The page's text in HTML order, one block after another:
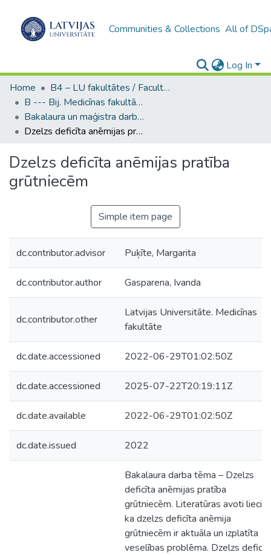
Communities & Collections All of
Log In
Home
B4 – LU fakultātes / Faculties of the UL
B --- Bij. Medicīnas fakultātes studentu noslēguma darbi / Faculty of Medicine - Graduate works
Bakalaura un maģistra darbi (MF) / Bachelor's and Master's theses
Dzelzs deficīta anēmijas pratība grūtniecēm
Dzelzs deficīta anēmijas pratība
grūtniecēm
Simple item page
dc.contributor.advisor Puķīte, Margarita
dc.contributor.author Gasparena, Ivanda
dc.contributor.other
Latvijas Universitāte. Medicīnas
fakultāte
dc.date.accessioned 2022-06-29T01:02:50Z
dc.date.accessioned 2025-07-22T20:19:11Z
dc.date.available 2022-06-29T01:02:50Z
dc.date.issued 2022
Bakalaura darba tēma – Dzelzs
deficīta anēmijas pratība
grūtniecēm. Literatūras avoti
ka dzelzs deficīta anēmija
grūtniecēm ir aktuāla un izplatīta
veselības problēma. Dzelzs